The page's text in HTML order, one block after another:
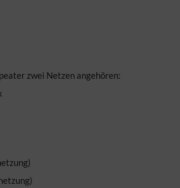
zwei Netzen angehören: